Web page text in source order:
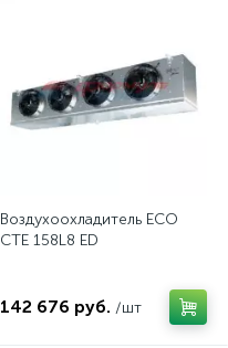
Воздухоохладитель ECO
CTE 158L8 ED
142 676 руб. /шт